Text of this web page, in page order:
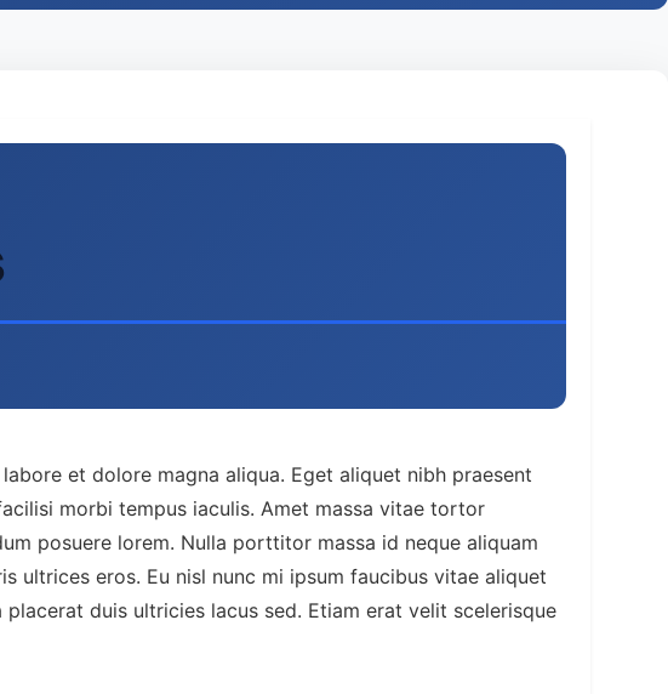
et dolore magna aliqua. Eget aliquet nibh praesent
morbi tempus iaculis. Amet massa vitae tortor
posuere lorem. Nulla porttitor massa id neque aliquam
ultrices eros. Eu nisl nunc mi ipsum faucibus vitae aliquet
duis ultricies lacus sed. Etiam erat velit scelerisque